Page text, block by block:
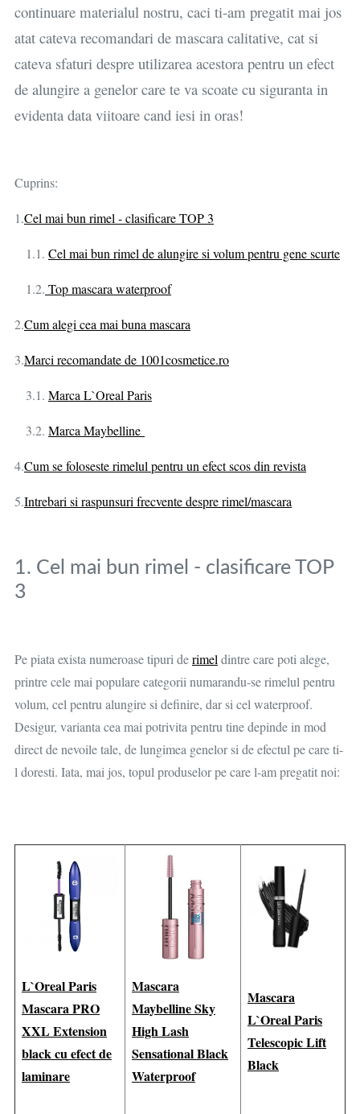
continuare materialul nostru, caci ti-am pregatit mai jos
atat cateva recomandari de mascara calitative, cat si
cateva sfaturi despre utilizarea acestora pentru un efect
de alungire a genelor care te va scoate cu siguranta in
evidenta data viitoare cand iesi in oras!
Cuprins:
1.Cel mai bun rimel - clasificare TOP 3
1.1. Cel mai bun rimel de alungire si volum pentru gene scurte
1.2. Top mascara waterproof
2.Cum alegi cea mai buna mascara
3.Marci recomandate de 1001cosmetice.ro
3.1. Marca L`Oreal Paris
3.2. Marca Maybelline
4.Cum se foloseste rimelul pentru un efect scos din revista
5.Intrebari si raspunsuri frecvente despre rimel/mascara
1. Cel mai bun rimel - clasificare TOP
3
Pe piata exista numeroase tipuri derimel dintre care poti alege,
printre cele mai populare categorii numarandu-se rimelul pentru
volum, cel pentru alungire si definire, dar si cel waterproof.
Desigur, varianta cea mai potrivita pentru tine depinde in mod
direct de nevoile tale, de lungimea genelor si de efectul pe care ti-
l doresti. Iata, mai jos, topul produselor pe care l-am pregatit noi:
L`Oreal Paris
Mascara PRO
XXL Extension
black cu efect de
laminare
Mascara
Maybelline Sky
High Lash
Sensational Black
Waterproof
Mascara
L`Oreal Paris
Telescopic Lift
Black